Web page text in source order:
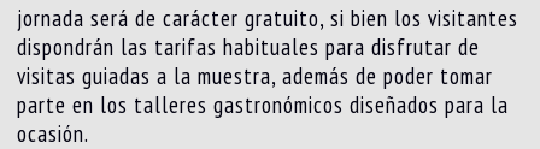
jornada será de carácter gratuito, si bien los visitantes
dispondrán las tarifas habituales para disfrutar de
visitas guiadas a la muestra, además de poder tomar
parte en los talleres gastronómicos diseñados para la
ocasión.